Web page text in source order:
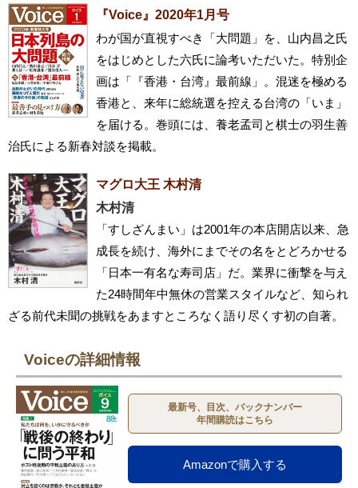
『Voice』2020年1月号
わが国が直視すべき「大問題」を、山内昌之氏
をはじめとした六氏に論考いただいた。特別企
画は「『香港・台湾』最前線」。混迷を極める
香港と、来年に総統選を控える台湾の「いま」
を届ける。巻頭には、養老孟司と棋士の羽生善
治氏による新春対談を掲載。
マグロ大王 木村清
木村清
「すしざんまい」は2001年の本店開店以来、急
成長を続け、海外にまでその名をとどろかせる
「日本一有名な寿司店」だ。業界に衝撃を与え
た24時間年中無休の営業スタイルなど、知られ
ざる前代未聞の挑戦をあますところなく語り尽くす初の自著。
Voiceの詳細情報
最新号、目次、バックナンバー
年間購読はこちら
Amazonで購入する